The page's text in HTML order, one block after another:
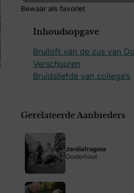
Bewaar als favoriet
Inhoudsopgave
Bruiloft van de zus van
Verschuuren
Bruidsliefde van collega’s
Gerelateerde Aanbieders
Jordiafragma
Oosterhout